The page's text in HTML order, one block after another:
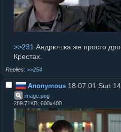
>>231 Андрюшка же просто
Крестах.
>>254
Anonymous18.07.01 Sun
image png
289.71KB, 600x400